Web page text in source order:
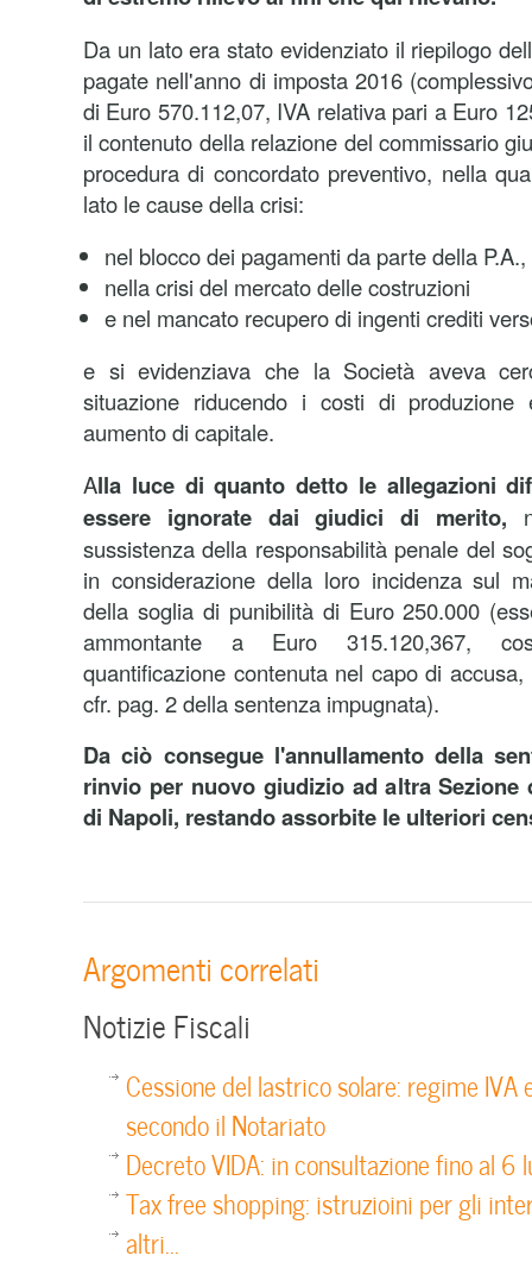
Da un lato era stato evidenziato il riepilogo
pagate nell'anno di imposta 2016
di Euro 570.112,07, IVA relativa pari a Euro
il contenuto della relazione del commissario
procedura di concordato preventivo, nella
lato le cause della crisi:
nel blocco dei pagamenti da parte della P.A.,
nella crisi del mercato delle costruzioni
e nel mancato recupero di ingenti crediti
e si evidenziava che la Società aveva
situazione riducendo i costi di
aumento di capitale.
Alla luce di quanto detto le allegazioni
essere ignorate dai giudici di merito,
sussistenza della responsabilità penale del
in considerazione della loro incidenza sul
della soglia di punibilità di Euro 250.000
ammontante a Euro 315.120,367,
quantificazione contenuta nel capo di
cfr. pag. 2 della sentenza impugnata).
Da ciò consegue l'annullamento della
rinvio per nuovo giudizio ad altra Sezione
di Napoli, restando assorbite le ulteriori
Argomenti correlati
Notizie Fiscali
Cessione del lastrico solare: regime IVA
secondo il Notariato
Decreto VIDA: in consultazione fino al 6
Tax free shopping: istruzioini per gli
altri...